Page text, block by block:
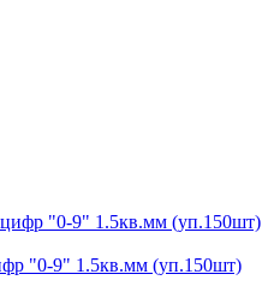
"0-9" 1.5кв.мм (уп.150шт)